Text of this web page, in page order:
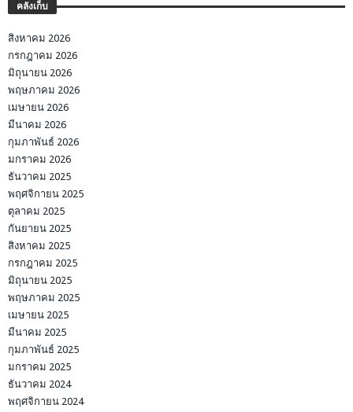
คลังเก็บ
สิงหาคม 2026
กรกฎาคม 2026
มิถุนายน 2026
พฤษภาคม 2026
เมษายน 2026
มีนาคม 2026
กุมภาพันธ์ 2026
มกราคม 2026
ธันวาคม 2025
พฤศจิกายน 2025
ตุลาคม 2025
กันยายน 2025
สิงหาคม 2025
กรกฎาคม 2025
มิถุนายน 2025
พฤษภาคม 2025
เมษายน 2025
มีนาคม 2025
กุมภาพันธ์ 2025
มกราคม 2025
ธันวาคม 2024
พฤศจิกายน 2024